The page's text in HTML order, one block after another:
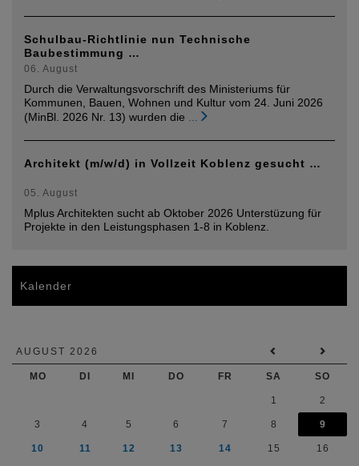
Schulbau-Richtlinie nun Technische
Baubestimmung …
06. August
Durch die Verwaltungsvorschrift des Ministeriums für
Kommunen, Bauen, Wohnen und Kultur vom 24. Juni 2026
(MinBl. 2026 Nr. 13) wurden die
Architekt (m/w/d) in Vollzeit Koblenz gesucht …
05. August
Mplus Architekten sucht ab Oktober 2026 Unterstüzung für
Projekte in den Leistungsphasen 1-8 in Koblenz.
Kalender
AUGUST 2026
MO DI MI DO FR SA SO
1 2
3 4 5 6 7 8 9
10 11 12 13 14 15 16